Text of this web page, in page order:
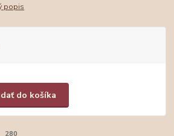
popis
do košíka
280